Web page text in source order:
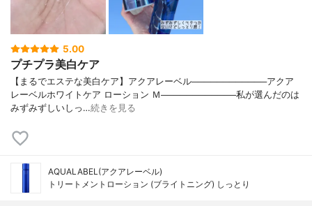
5.00
プチプラ美白ケア
【まるでエステな美白ケア】アクアレーベル────────────アクア
レーベルホワイトケア ローション Ｍ────────────私が選んだのは
みずみずしいしっ…続きを見る
AQUALABEL(アクアレーベル)
トリートメントローション (ブライトニング) しっとり